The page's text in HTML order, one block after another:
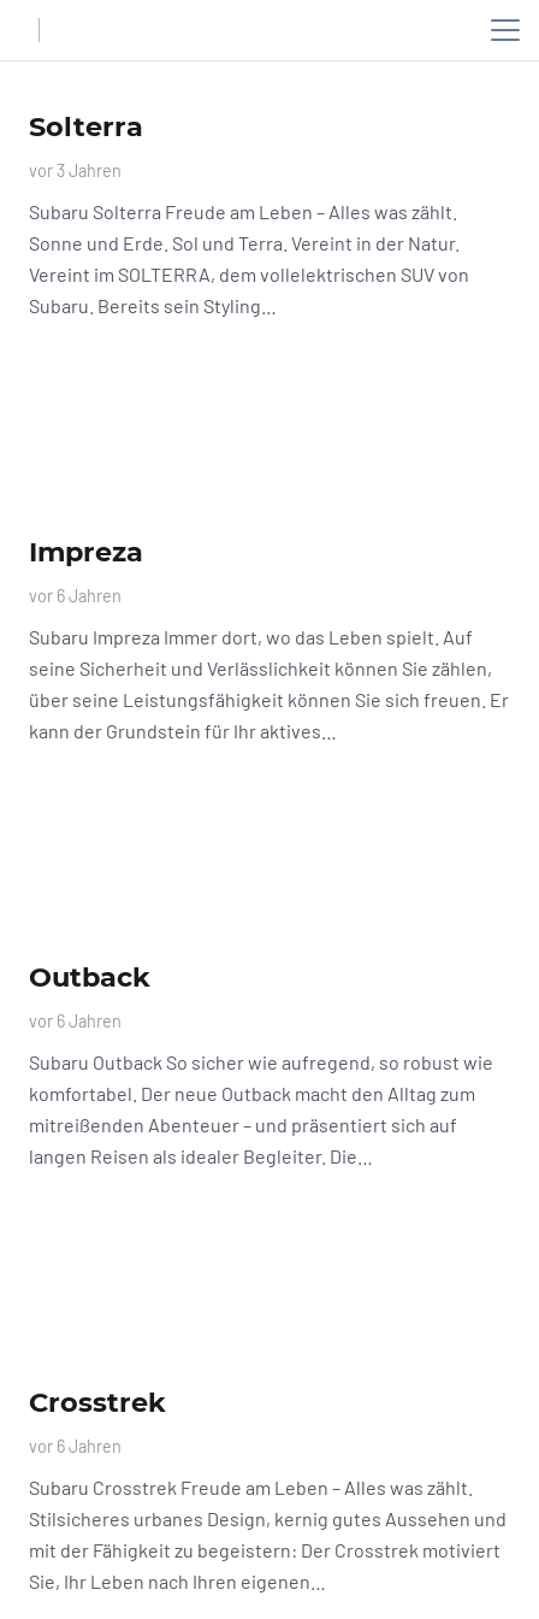
Solterra
vor 3 Jahren
Subaru Solterra Freude am Leben – Alles was zählt.
Sonne und Erde. Sol und Terra. Vereint in der Natur.
Vereint im SOLTERRA, dem vollelektrischen SUV von
Subaru. Bereits sein Styling…
Impreza
vor 6 Jahren
Subaru Impreza Immer dort, wo das Leben spielt. Auf
seine Sicherheit und Verlässlichkeit können Sie zählen,
über seine Leistungsfähigkeit können Sie sich freuen. Er
kann der Grundstein für Ihr aktives…
Outback
vor 6 Jahren
Subaru Outback So sicher wie aufregend, so robust wie
komfortabel. Der neue Outback macht den Alltag zum
mitreißenden Abenteuer – und präsentiert sich auf
langen Reisen als idealer Begleiter. Die…
Crosstrek
vor 6 Jahren
Subaru Crosstrek Freude am Leben – Alles was zählt.
Stilsicheres urbanes Design, kernig gutes Aussehen und
mit der Fähigkeit zu begeistern: Der Crosstrek motiviert
Sie, Ihr Leben nach Ihren eigenen…